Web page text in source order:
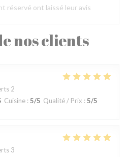
nos clients
2
Cuisine : 5/5 Qualité / Prix : 5/5
3
réservé ont laissé leur avis